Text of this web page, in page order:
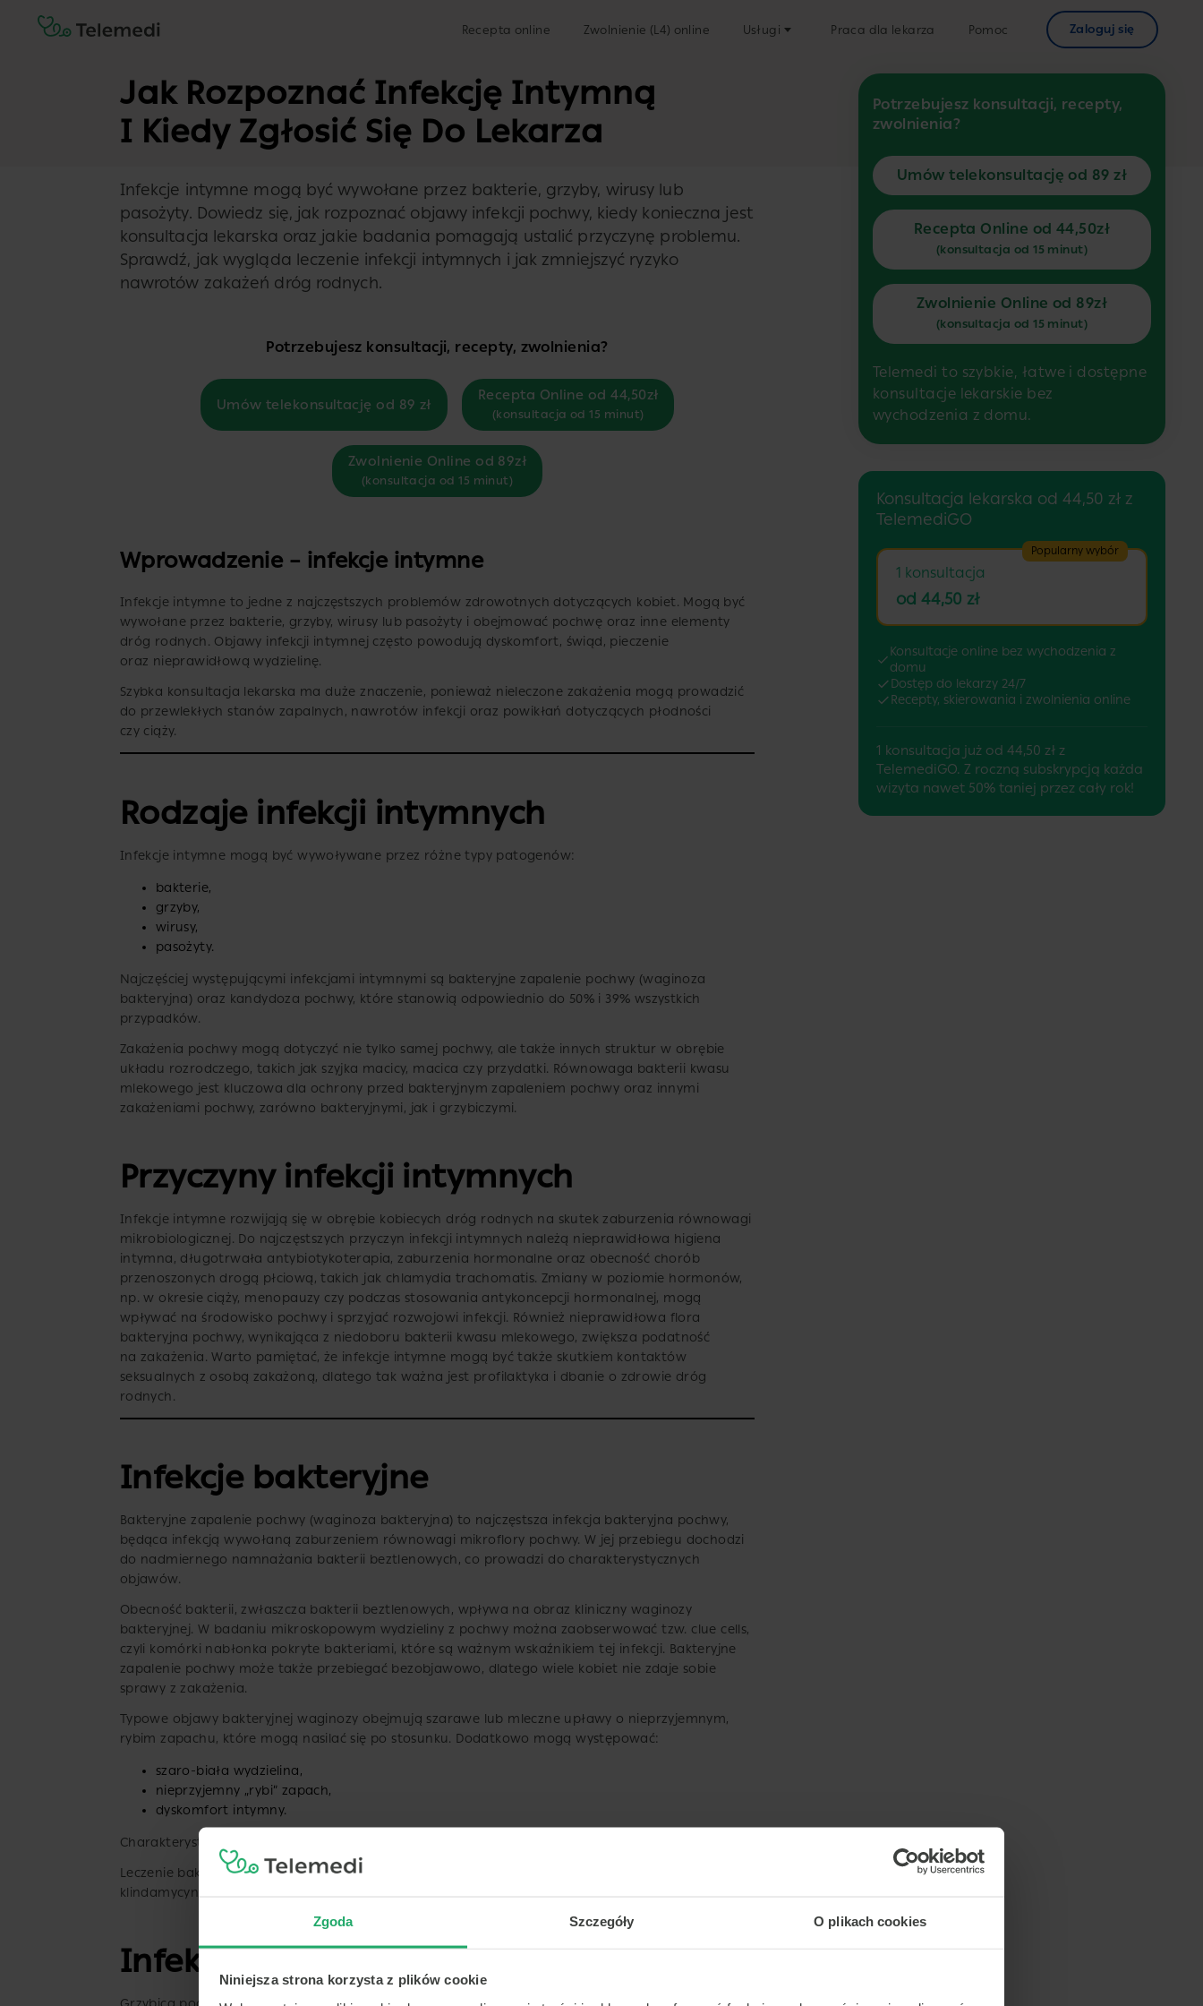
Zgoda Szczegóły O plikach cookies
Niniejsza strona korzysta z plików cookie
Recepta online Zwolnienie (L4) online Usługi Praca dla lekarza Pomoc Zaloguj się
Jak Rozpoznać Infekcję Intymną
I Kiedy Zgłosić Się Do Lekarza
Infekcje intymne mogą być wywołane przez bakterie, grzyby, wirusy lub
pasożyty. Dowiedz się, jak rozpoznać objawy infekcji pochwy, kiedy konieczna jest
konsultacja lekarska oraz jakie badania pomagają ustalić przyczynę problemu.
Sprawdź, jak wygląda leczenie infekcji intymnych i jak zmniejszyć ryzyko
nawrotów zakażeń dróg rodnych.
Potrzebujesz konsultacji, recepty, zwolnienia?
Umów telekonsultację od 89 zł
Recepta Online od 44,50zł
(konsultacja od 15 minut)
Zwolnienie Online od 89zł
(konsultacja od 15 minut)
Wprowadzenie – infekcje intymne
Infekcje intymne to jedne z najczęstszych problemów zdrowotnych dotyczących kobiet. Mogą być
wywołane przez bakterie, grzyby, wirusy lub pasożyty i obejmować pochwę oraz inne elementy
dróg rodnych. Objawy infekcji intymnej często powodują dyskomfort, świąd, pieczenie
oraz nieprawidłową wydzielinę.
Szybka konsultacja lekarska ma duże znaczenie, ponieważ nieleczone zakażenia mogą prowadzić
do przewlekłych stanów zapalnych, nawrotów infekcji oraz powikłań dotyczących płodności
czy ciąży.
Rodzaje infekcji intymnych
Infekcje intymne mogą być wywoływane przez różne typy patogenów:
bakterie,
grzyby,
wirusy,
pasożyty.
Najczęściej występującymi infekcjami intymnymi są bakteryjne zapalenie pochwy (waginoza
bakteryjna) oraz kandydoza pochwy, które stanowią odpowiednio do 50% i 39% wszystkich
przypadków.
Zakażenia pochwy mogą dotyczyć nie tylko samej pochwy, ale także innych struktur w obrębie
układu rozrodczego, takich jak szyjka macicy, macica czy przydatki. Równowaga bakterii kwasu
mlekowego jest kluczowa dla ochrony przed bakteryjnym zapaleniem pochwy oraz innymi
zakażeniami pochwy, zarówno bakteryjnymi, jak i grzybiczymi.
Przyczyny infekcji intymnych
Infekcje intymne rozwijają się w obrębie kobiecych dróg rodnych na skutek zaburzenia równowagi
mikrobiologicznej. Do najczęstszych przyczyn infekcji intymnych należą nieprawidłowa higiena
intymna, długotrwała antybiotykoterapia, zaburzenia hormonalne oraz obecność chorób
przenoszonych drogą płciową, takich jak chlamydia trachomatis. Zmiany w poziomie hormonów,
np. w okresie ciąży, menopauzy czy podczas stosowania antykoncepcji hormonalnej, mogą
wpływać na środowisko pochwy i sprzyjać rozwojowi infekcji. Również nieprawidłowa flora
bakteryjna pochwy, wynikająca z niedoboru bakterii kwasu mlekowego, zwiększa podatność
na zakażenia. Warto pamiętać, że infekcje intymne mogą być także skutkiem kontaktów
seksualnych z osobą zakażoną, dlatego tak ważna jest profilaktyka i dbanie o zdrowie dróg
rodnych.
Infekcje bakteryjne
Bakteryjne zapalenie pochwy (waginoza bakteryjna) to najczęstsza infekcja bakteryjna pochwy,
będąca infekcją wywołaną zaburzeniem równowagi mikroflory pochwy. W jej przebiegu dochodzi
do nadmiernego namnażania bakterii beztlenowych, co prowadzi do charakterystycznych
objawów.
Obecność bakterii, zwłaszcza bakterii beztlenowych, wpływa na obraz kliniczny waginozy
bakteryjnej. W badaniu mikroskopowym wydzieliny z pochwy można zaobserwować tzw. clue cells,
czyli komórki nabłonka pokryte bakteriami, które są ważnym wskaźnikiem tej infekcji. Bakteryjne
zapalenie pochwy może także przebiegać bezobjawowo, dlatego wiele kobiet nie zdaje sobie
sprawy z zakażenia.
Typowe objawy bakteryjnej waginozy obejmują szarawe lub mleczne upławy o nieprzyjemnym,
rybim zapachu, które mogą nasilać się po stosunku. Dodatkowo mogą występować:
szaro-biała wydzielina,
nieprzyjemny „rybi” zapach,
dyskomfort intymny.
Charakterystyczne jest również podwyższone pH pochwy.
Leczenie bakteryjnej waginozy wymaga zastosowania antybiotyków, takich jak metronidazol lub
klindamycyna, które mogą być podawane doustnie lub dopochwowo.
Infekcje grzybicze (grzybica pochwy)
Potrzebujesz konsultacji, recepty,
zwolnienia?
Umów telekonsultację od 89 zł
Recepta Online od 44,50zł
(konsultacja od 15 minut)
Zwolnienie Online od 89zł
(konsultacja od 15 minut)
Telemedi to szybkie, łatwe i dostępne
konsultacje lekarskie bez
wychodzenia z domu.
Konsultacja lekarska od 44,50 zł z
TelemediGO
Popularny wybór
1 konsultacja
od 44,50 zł
Konsultacje online bez wychodzenia z
domu
Dostęp do lekarzy 24/7
Recepty, skierowania i zwolnienia online
1 konsultacja już od 44,50 zł z
TelemediGO. Z roczną subskrypcją każda
wizyta nawet 50% taniej przez cały rok!